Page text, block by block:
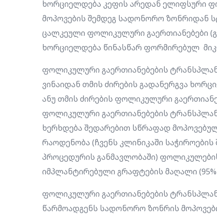
ხორციელდება კეფის არედან ელიფსური
მოპოვების შემდეგ სადონორო ზონრიდან
ცალკეული ფოლიკულური გაერთიანებები
ხორციელდება წინასწარ ფორმირებულ
ფოლიკულური გაერთიანებების
ვინაიდან თმის ძირების გადანერგვა
ანუ თმის ძირების ფოლიკულური
ფოლიკულური გაერთიანებების
ხერხდება შედარებით სწრაფად
რაოდენობა (ჩვენს კლინიკაში
პროცედურის განმავლობაში)
იმპლანტირებული გრაფტების მაღალი
ფოლიკულური გაერთიანებების
წარმოადგენს სადონორო ზონრის